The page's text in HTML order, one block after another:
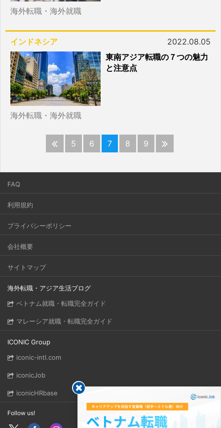
海外転職・海外就職
インドネシア
2022.08.05
東南アジア転職の７つの魅力
と注意点
海外転職・海外就職
5 6 7 8 9
FAQ
利用規約
プライバシーポリシー
会社概要
サイトマップ
海外転職・アジア生活ブログ
ベトナム就職・転職完全ガイド
マレーシア就職・転職完全ガイド
ICONIC Group
iconic-intl.com
iconicJob
iconicHRbase
Follow us!